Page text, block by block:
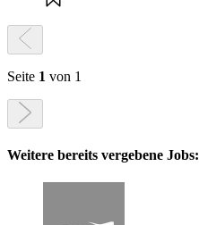
Seite 1 von 1
Weitere bereits vergebene Jobs: